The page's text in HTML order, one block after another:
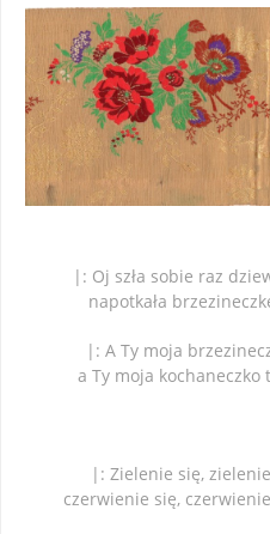
|: Oj szła sobie raz
napotkała
|: A Ty moja
a Ty moja
|: Zielenie się,
czerwienie się,